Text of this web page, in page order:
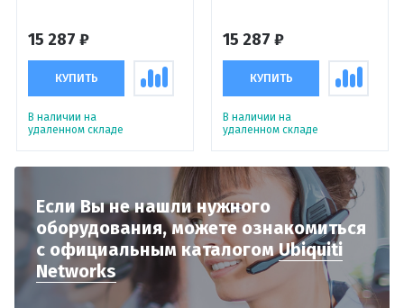
15 287 ₽
КУПИТЬ
В наличии на
удаленном складе
15 287 ₽
КУПИТЬ
В наличии на
удаленном складе
Если Вы не нашли нужного
оборудования,можете ознакомиться
с официальнымкаталогомUbiquiti
Networks